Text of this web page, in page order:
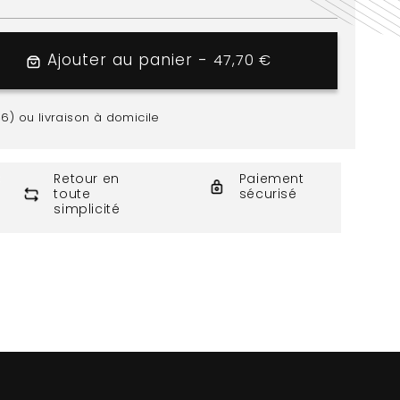
Ajouter au panier - 47,70 €
ou livraison à domicile
Retour en
toute
simplicité
Paiement
sécurisé